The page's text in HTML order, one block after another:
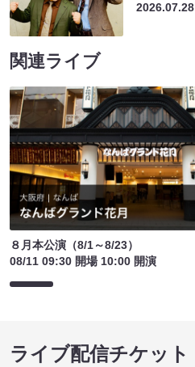
2026.07.28
関連ライブ
８月本公演（8/1～8/23）
08/11 09:30 開場 10:00 開演
ライブ配信チケット